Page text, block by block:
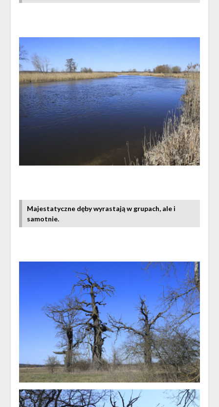
Majestatyczne dęby wyrastają w grupach, ale i
samotnie.